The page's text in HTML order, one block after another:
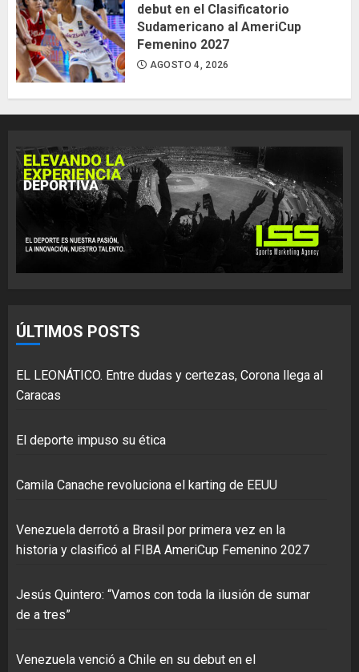
debut en el Clasificatorio
Sudamericano al AmeriCup
Femenino 2027
AGOSTO 4, 2026
ÚLTIMOS POSTS
EL LEONÁTICO. Entre dudas y certezas, Corona llega al
Caracas
El deporte impuso su ética
Camila Canache revoluciona el karting de EEUU
Venezuela derrotó a Brasil por primera vez en la
historia y clasificó al FIBA AmeriCup Femenino 2027
Jesús Quintero: “Vamos con toda la ilusión de sumar
de a tres”
Venezuela venció a Chile en su debut en el